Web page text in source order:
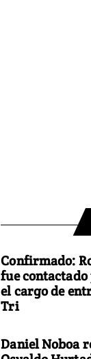
Confirmado:
fue contactado
el cargo de
Tri
Daniel Noboa